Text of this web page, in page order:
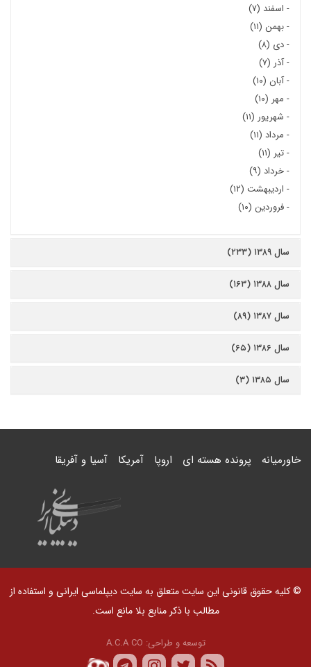
- اسفند (۷)
-بهمن (۱۱)
-دی (۸)
-آذر (۷)
-آبان (۱۰)
- مهر (۱۰)
- شهریور (۱۱)
- مرداد (۱۱)
-تیر (۱۱)
-خرداد (۹)
- اردیبهشت (۱۲)
-فروردین (۱۰)
سال ۱۳۸۹ (۲۳۳)
سال ۱۳۸۸ (۱۶۳)
سال ۱۳۸۷ (۸۹)
سال ۱۳۸۶ (۶۵)
سال ۱۳۸۵ (۳)
خاورمیانه پرونده هسته ای اروپا آمریکا آسیا و آفریقا
© کلیه حقوق قانونی این سایت متعلق به سایت دیپلماسی ایرانی و استفاده از
مطالب با ذکر منابع بلا مانع است.
توسعه و طراحی: A.C.A CO